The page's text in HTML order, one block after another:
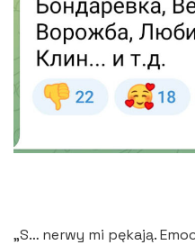
„S… nerwy mi pękają.